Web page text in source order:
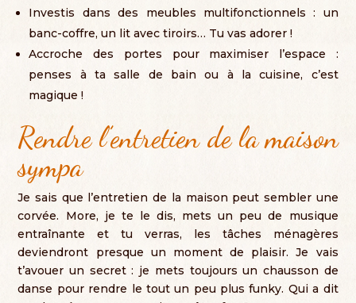
Investis dans des meubles multifonctionnels : un
banc-coffre,un lit avec tiroirs… Tu vas adorer !
Accroche des portes pour maximiser l’espace :
penses à ta salle de bain ou à la cuisine, c’est
magique !
Rendre l’entretien de la maison
sympa
Je sais que l’entretien de la maison peut sembler une
corvée. More, je te le dis, mets un peu de musique
entraînante et tu verras, les tâches ménagères
deviendront presque un moment de plaisir.Je vais
t’avouer un secret: je mets toujours un chausson de
danse pour rendre le tout un peu plus funky. Qui a dit